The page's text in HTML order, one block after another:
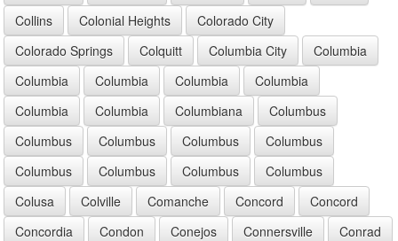
Collins
Colonial Heights
Colorado City
Colorado Springs
Colquitt Columbia City
Columbia
Columbia
Columbia Columbia
Columbia
Columbia
Columbia Columbiana
Columbus
Columbus
Columbus Columbus
Columbus
Columbus
Columbus Columbus
Columbus
Colusa
Colville Comanche Concord
Concord
Concordia
Condon Conejos Connersville
Conrad